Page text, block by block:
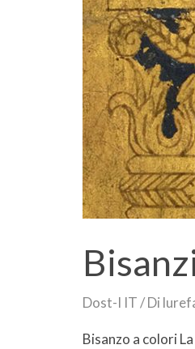
Dost-I IT/ Di
Bisanzo a colori